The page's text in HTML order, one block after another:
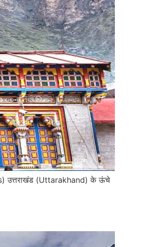
उत्तराखंड (Uttarakhand) के ऊंचे